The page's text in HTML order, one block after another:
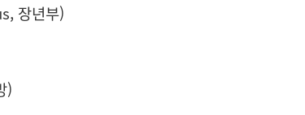
장년부)
)